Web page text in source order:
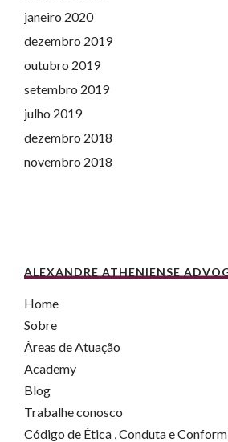
janeiro 2020
dezembro 2019
outubro 2019
setembro 2019
julho 2019
dezembro 2018
novembro 2018
ALEXANDRE ATHENIENSE
Home
Sobre
Áreas de Atuação
Academy
Blog
Trabalhe conosco
Código de Ética , Conduta e